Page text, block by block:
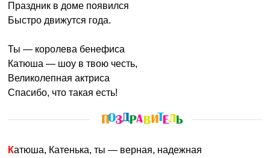
Праздник в доме появился
Быстро движутся года.
Ты — королева бенефиса
Катюша — шоу в твою честь,
Великолепная актриса
Спасибо, что такая есть!
Катюша, Катенька, ты — верная, надежная